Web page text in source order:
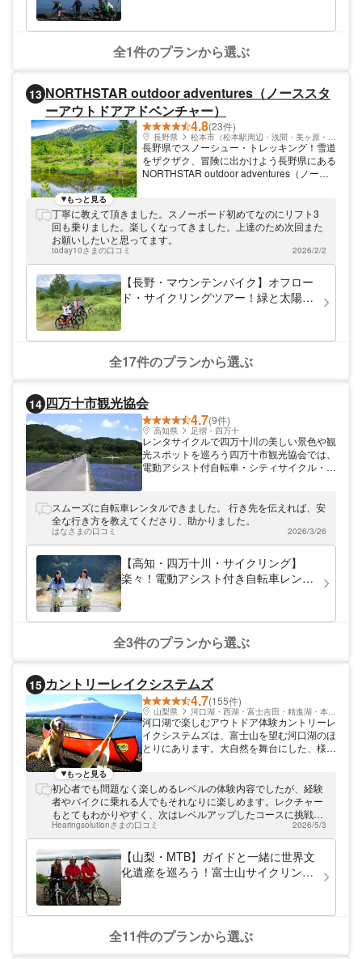
全1件のプランから選ぶ
13 NORTHSTAR outdoor adventures（ノーススタ
ーアウトドアアドベンチャー）
4.8(23件)
長野県 松本市（松本駅周辺・浅間・美ヶ原・塩尻）
長野県でスノーシュー・トレッキング！雪道
をザクザク、冒険に出かけよう長野県にある
NORTHSTAR outdoor adventures（ノース
開催しています。乗鞍高原の壮大なロケーシ
ョンの中、じっくりウォーキングを楽しみま
しょう。スノーシューはスキー板よりも歩き
やすく、初心者も体験しやすいアクティビテ
ィです。
もっと見る
丁寧に教えて頂きました。スノーボード初めてなのにリフト3
回も乗りました。楽しくなってきました。上達のため次回また
お願いしたいと思ってます。
today10さまの口コミ 2026/2/2
【長野・マウンテンバイク】オフロー
ド・サイクリングツアー！緑と太陽を
全17件のプランから選ぶ
14 四万十市観光協会
4.7(9件)
高知県 足摺・四万十
レンタサイクルで四万十川の美しい景色や観
光スポットを巡ろう四万十市観光協会では、
電動アシスト付自転車・シティサイクル・マ
ります。お子さまも乗れる20インチから、
27インチの大きいサイズまで幅広くご用
意。目的地までのんびりゆっくり、四万十市
の自然を感じながら観光をお楽しみくださ
い。
スムーズに自転車レンタルできました。 行き先を伝えれば、安
全な行き方を教えてくださり、助かりました。
はなさまの口コミ 2026/3/26
【高知・四万十川・サイクリング】
楽々！電動アシスト付き自転車レンタ
全3件のプランから選ぶ
15 カントリーレイクシステムズ
4.7(155件)
山梨県 河口湖・西湖・富士吉田・精進湖・本栖湖
河口湖で楽しむアウトドア体験カントリーレ
イクシステムズは、富士山を望む河口湖のほ
とりにあります。大自然を舞台にした、様々
もっと見る
初心者でも問題なく楽しめるレベルの体験内容でしたが、経験
者やバイクに乗れる人でもそれなりに楽しめます。レクチャー
もとてもわかりやすく、次はレベルアップしたコースに挑戦し
たくなります。
Hearingsolutionさまの口コミ 2026/5/3
【山梨・MTB】ガイドと一緒に世界文
化遺産を巡ろう！富士山サイクリング
全11件のプランから選ぶ